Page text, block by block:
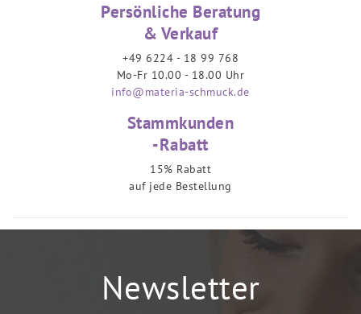
Persönliche Beratung
& Verkauf
+49 6224 - 18 99 768
Mo-Fr 10.00 - 18.00 Uhr
info@materia-schmuck.de
Stammkunden
-Rabatt
15% Rabatt
auf jede Bestellung
Newsletter